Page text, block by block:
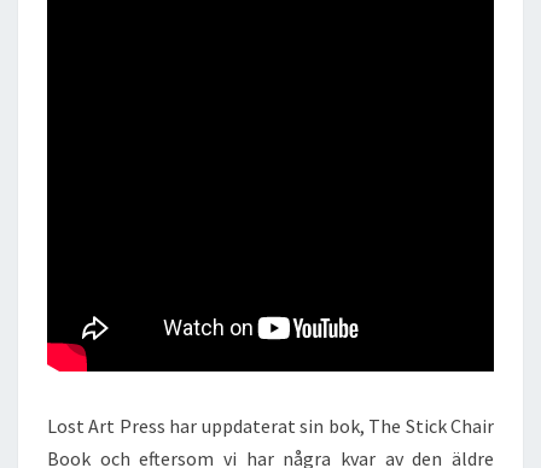
Lost Art Press har uppdaterat sin bok, The Stick Chair
Book och eftersom vi har några kvar av den äldre